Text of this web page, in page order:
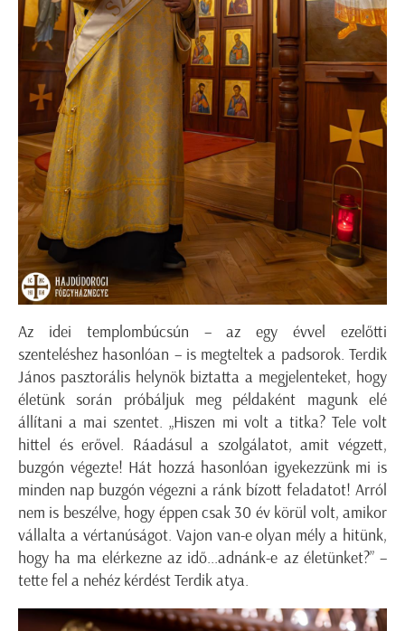
Az idei templombúcsún – az egy évvel ezelőtti
szenteléshez hasonlóan – is megteltek a padsorok. Terdik
János pasztorális helynök biztatta a megjelenteket, hogy
életünk során próbáljuk meg példaként magunk elé
állítani a mai szentet. „Hiszen mi volt a titka? Tele volt
hittel és erővel. Ráadásul a szolgálatot, amit végzett,
buzgón végezte! Hát hozzá hasonlóan igyekezzünk mi is
minden nap buzgón végezni a ránk bízott feladatot! Arról
nem is beszélve, hogy éppen csak 30 év körül volt, amikor
vállalta a vértanúságot. Vajon van-e olyan mély a hitünk,
hogy ha ma elérkezne az idő...adnánk-e az életünket?” –
tette fel a nehéz kérdést Terdik atya.